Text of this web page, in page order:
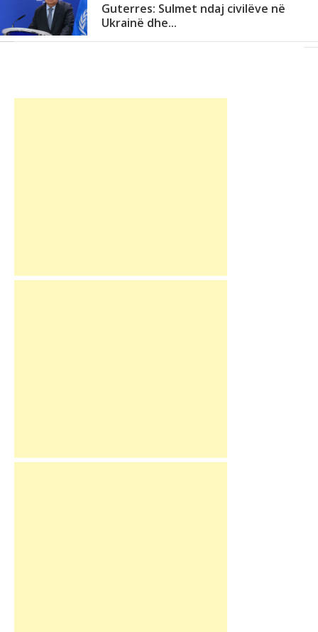
Guterres: Sulmet ndaj civilëve në
Ukrainë dhe...